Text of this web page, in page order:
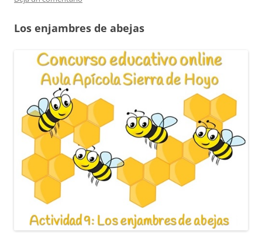
Los enjambres de abejas